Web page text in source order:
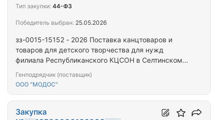
зз-0015-15152 - 2026 Поставка канцтоваров и
товаров для детского творчества для нужд
филиала Республиканского КЦСОН в Селтинском
Генподрядчик (поставщик)
ООО "МОДОС"
Тип закупки: 44-ФЗ
Победитель выбран: 25.05.2026
Закупка